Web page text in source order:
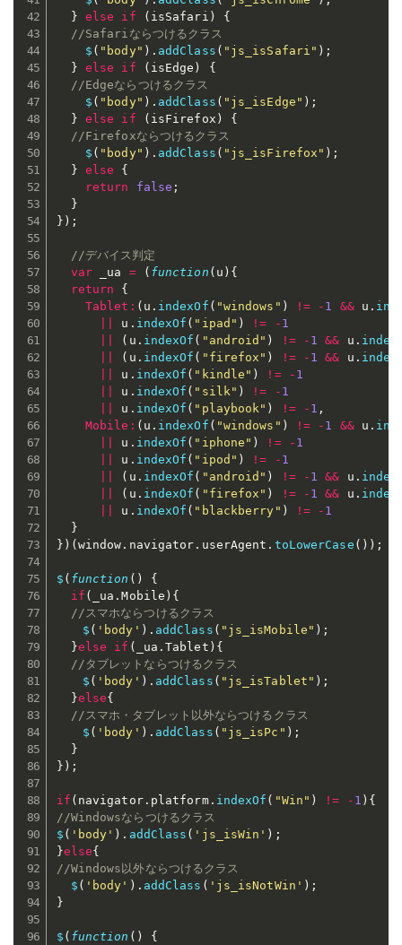
} else if ( isSafari )
{
//Safariならつけるクラス
$ ( "body" ) . addClass ( "js_isSafari" ) ;
} else if ( isEdge )
{
//Edgeならつけるクラス
$ ( "body" ) . addClass ( "js_isEdge" ) ;
} else if ( isFirefox )
{
//Firefoxならつけるクラス
$ ( "body" ) . addClass ( "js_isFirefox" ) ;
} else
{
return
false ;
}
} ) ;
//デバイス判定
var _ua = ( function ( u ) {
return
{
Tablet : ( u . indexOf ( "windows" ) != - 1 && u .
u . indexOf ( "ipad" ) != - 1
( u . indexOf ( "android" ) != - 1 && u .
( u . indexOf ( "firefox" ) != - 1 && u .
u . indexOf ( "kindle" ) != - 1
u . indexOf ( "silk" ) != - 1
u . indexOf ( "playbook" ) != - 1 ,
Mobile : ( u . indexOf ( "windows" ) != - 1 && u .
u . indexOf ( "iphone" ) != - 1
u . indexOf ( "ipod" ) != - 1
( u . indexOf ( "android" ) != - 1 && u .
( u . indexOf ( "firefox" ) != - 1 && u .
u . indexOf ( "blackberry" ) != - 1
}
} ) (window . navigator . userAgent . toLowerCase ( ) ) ;
$ ( function ( )
{
if ( _ua .Mobile ) {
//スマホならつけるクラス
$ ( 'body' ) . addClass ( "js_isMobile" ) ;
}else if ( _ua .Tablet ) {
//タブレットならつけるクラス
$ ( 'body' ) . addClass ( "js_isTablet" ) ;
}else{
//スマホ・タブレット以外ならつけるクラス
$ ( 'body' ) . addClass ( "js_isPc" ) ;
}
} ) ;
if ( navigator. platform. indexOf ( "Win" ) != - 1 ) {
//Windowsならつけるクラス
$ ( 'body' ) . addClass ( 'js_isWin' ) ;
}else{
//Windows以外ならつけるクラス
$ ( 'body' ) . addClass ( 'js_isNotWin' ) ;
}
$ ( function ( )
{